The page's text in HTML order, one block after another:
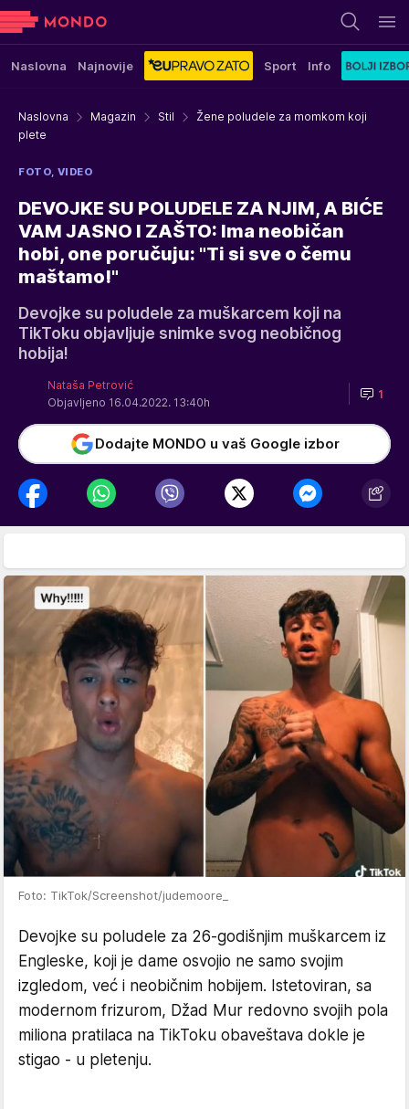
Naslovna Najnovije Sport Info
Naslovna Magazin Stil
Žene poludele za momkom koji
plete
FOTO, VIDEO
DEVOJKE SU POLUDELE ZA NJIM, A BIĆE
VAM JASNO I ZAŠTO: Ima neobičan
hobi, one poručuju: "Ti si sve o čemu
maštamo!"
Devojke su poludele za muškarcem koji na
TikToku objavljuje snimke svog neobičnog
hobija!
Nataša Petrović
Objavljeno 16.04.2022. 13:40h
1
Dodajte MONDO u vaš Google izbor
Foto: TikTok/Screenshot/judemoore_
Devojke su poludele za 26-godišnjim muškarcem iz
Engleske, koji je dame osvojio ne samo svojim
izgledom, već i neobičnim hobijem. Istetoviran, sa
modernom frizurom, Džad Mur redovno svojih pola
miliona pratilaca na TikToku obaveštava dokle je
stigao - u pletenju.